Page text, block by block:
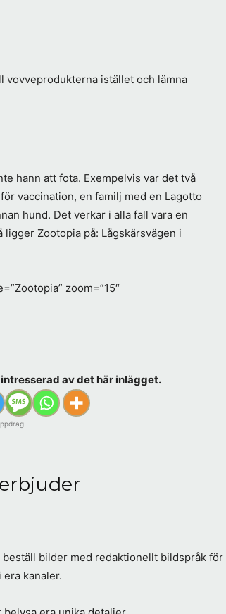
vovveprodukterna istället och lämna
hann att fota. Exempelvis var det två
vaccination, en familj med en Lagotto
hund. Det verkar i alla fall vara en
Zootopia på: Lågskärsvägen i
zoom=”15″
av det här inlägget.
bilder med redaktionellt bildspråk för
kanaler.